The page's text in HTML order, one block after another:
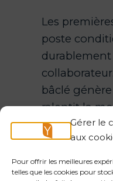
Gérer le
aux
Pour offrir les meilleures
telles que les cookies pour
Les
poste
durablement
bâclé
ralentit la
départ
parcours